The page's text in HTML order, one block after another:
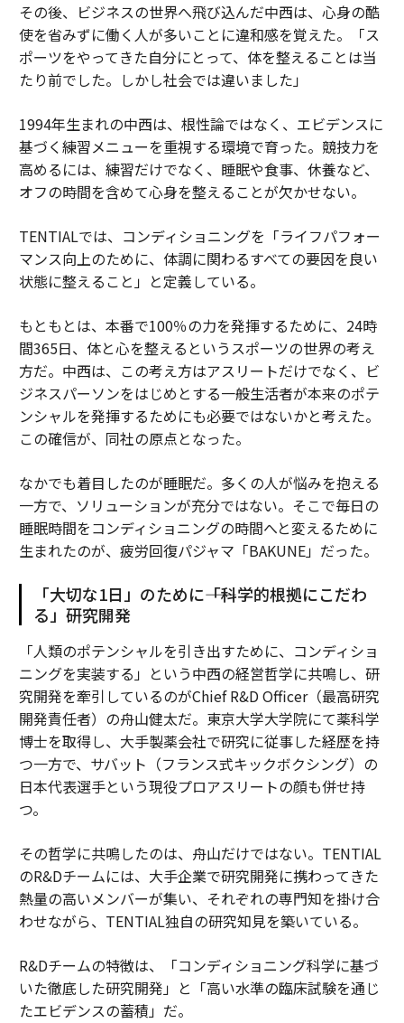
その後、ビジネスの世界へ飛び込んだ中西は、心身の酷
使を省みずに働く人が多いことに違和感を覚えた。「ス
ポーツをやってきた自分にとって、体を整えることは当
たり前でした。しかし社会では違いました」
1994年生まれの中西は、根性論ではなく、エビデンスに
基づく練習メニューを重視する環境で育った。競技力を
高めるには、練習だけでなく、睡眠や食事、休養など、
オフの時間を含めて心身を整えることが欠かせない。
TENTIALでは、コンディショニングを「ライフパフォー
マンス向上のために、体調に関わるすべての要因を良い
状態に整えること」と定義している。
もともとは、本番で100％の力を発揮するために、24時
間365日、体と心を整えるというスポーツの世界の考え
方だ。中西は、この考え方はアスリートだけでなく、ビ
ジネスパーソンをはじめとする一般生活者が本来のポテ
ンシャルを発揮するためにも必要ではないかと考えた。
この確信が、同社の原点となった。
なかでも着目したのが睡眠だ。多くの人が悩みを抱える
一方で、ソリューションが充分ではない。そこで毎日の
睡眠時間をコンディショニングの時間へと変えるために
生まれたのが、疲労回復パジャマ「BAKUNE」だった。
「大切な1日」のために――「科学的根拠にこだわ
る」研究開発
「人類のポテンシャルを引き出すために、コンディショ
ニングを実装する」という中西の経営哲学に共鳴し、研
究開発を牽引しているのがChief R&D Officer（最高研究
開発責任者）の舟山健太だ。東京大学大学院にて薬科学
博士を取得し、大手製薬会社で研究に従事した経歴を持
つ一方で、サバット（フランス式キックボクシング）の
日本代表選手という現役プロアスリートの顔も併せ持
つ。
その哲学に共鳴したのは、舟山だけではない。TENTIAL
のR&Dチームには、大手企業で研究開発に携わってきた
熱量の高いメンバーが集い、それぞれの専門知を掛け合
わせながら、TENTIAL独自の研究知見を築いている。
R&Dチームの特徴は、「コンディショニング科学に基づ
いた徹底した研究開発」と「高い水準の臨床試験を通じ
たエビデンスの蓄積」だ。